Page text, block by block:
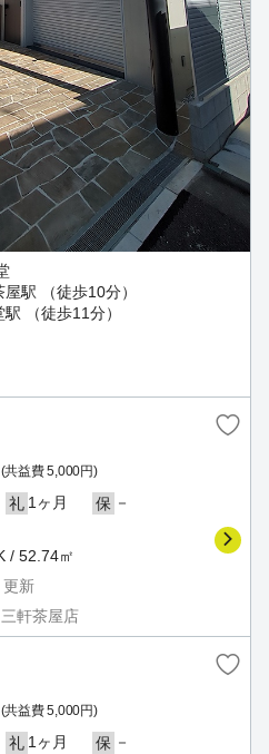
駅 （徒歩10分）
（徒歩11分）
(共益費 5,000円)
礼 1ヶ月 保 －
/ 52.74㎡
更新
軒茶屋店
(共益費 5,000円)
礼 1ヶ月 保 －